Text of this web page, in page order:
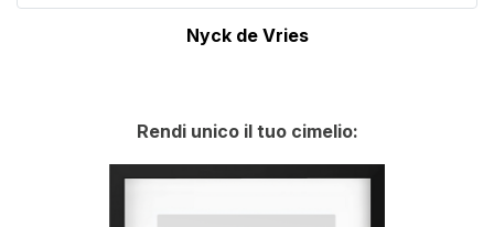
Nyck de Vries
Rendi unico il tuo cimelio: